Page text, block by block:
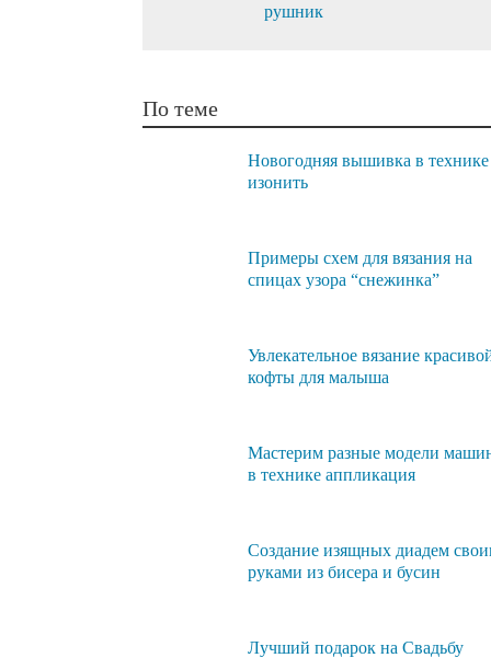
рушник
По теме
Новогодняя вышивка в технике
изонить
Примеры схем для вязания на
спицах узора “снежинка”
Увлекательное вязание
кофты для малыша
Мастерим разные модели
в технике аппликация
Создание изящных диадем
руками из бисера и бусин
Лучший подарок на Свадьбу